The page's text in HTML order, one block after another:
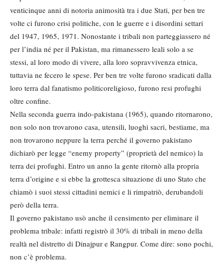
venticin­que anni di notoria animosità tra i due Stati, per ben tre
volte ci furono crisi politiche, con le guerre e i disordini settari
del 1947, 1965, 1971. Nono­stante i tribali non parteggiassero né
per l’india né per il Pakistan, ma ri­manessero leali solo a se
stessi, al loro modo di vivere, alla loro sopravviven­za etnica,
tuttavia ne fecero le spese. Per ben tre volte furono sradicati dalla
loro terra dal fanatismo politico­religioso, furono resi profughi
oltre confine.
Nella seconda guerra indo-pakistana (1965), quando ritornarono,
non solo non trovarono casa, utensili, luoghi sacri, bestiame, ma
non trovarono neppure la terra perché il governo pakistano
dichiarò per legge “enemy property” (proprietà del nemico) la
terra dei profughi. Entro un anno la gente ritornò alla propria
terra d’origi­ne e si ebbe la grottesca situazione di uno Stato che
chiamò i suoi stessi cit­tadini nemici e li rimpatriò, deruban­doli
però della terra.
Il governo pakistano usò anche il cen­simento per eliminare il
problema tri­bale: infatti registrò il 30% di tribali in meno della
realtà nel distretto di Dinajpur e Rangpur. Come dire: sono pochi,
non c’è problema.